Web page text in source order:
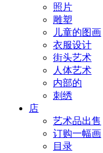
照片
雕塑
儿童的图画
衣服设计
街头艺术
人体艺术
内部的
刺绣
店
艺术品出售
订购一幅画
目录